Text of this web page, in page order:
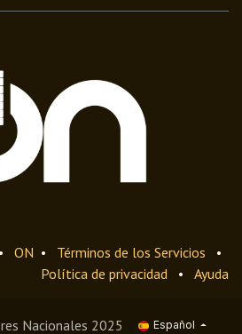
• ON • Términos de los Servicios
•
Política de privacidad
• Ayuda
Nacionales 2025 Español